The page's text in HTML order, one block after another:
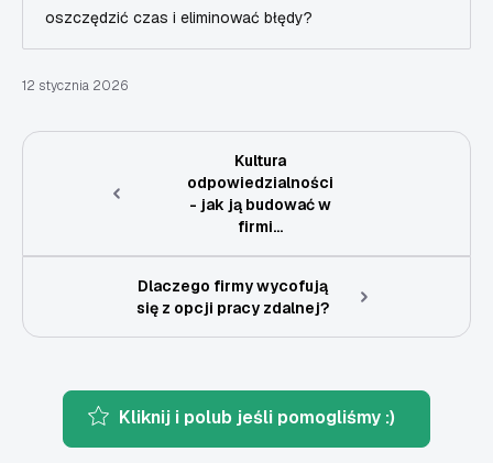
oszczędzić czas i eliminować błędy?
12 stycznia 2026
Kultura
odpowiedzialności
- jak ją budować w
firmi...
Dlaczego firmy wycofują
się z opcji pracy zdalnej?
Kliknij i polub jeśli pomogliśmy :)